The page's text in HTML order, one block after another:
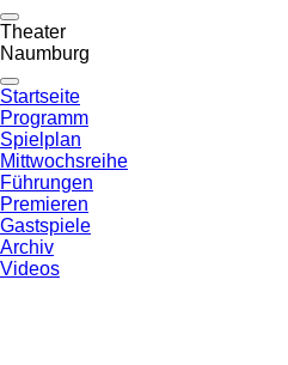
Theater
Naumburg
Startseite
Programm
Spielplan
Mittwochsreihe
Führungen
Premieren
Gastspiele
Archiv
Videos